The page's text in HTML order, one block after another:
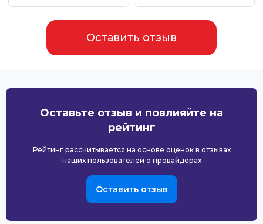
Оставить отзыв
Оставьте отзыв и повлияйте на
рейтинг
Рейтинг рассчитывается на основе оценок в отзывах
наших пользователей о провайдерах
Оставить отзыв